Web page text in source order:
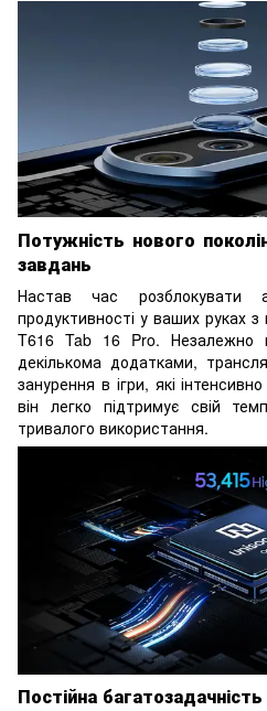
Потужність нового
завдань
Настав час розблокувати
продуктивності у ваших руках
T616 Tab 16 Pro. Незалежно
декількома додатками,
занурення в ігри, які
він легко підтримує свій
тривалого використання.
Постійна